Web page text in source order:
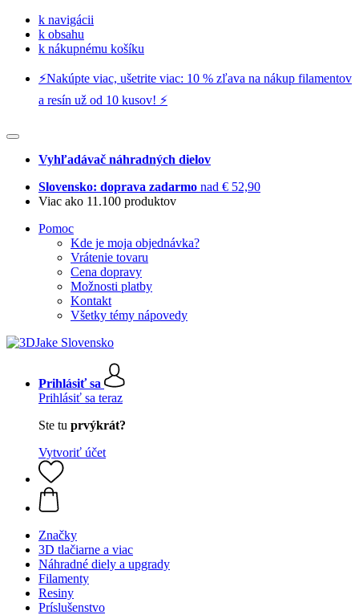
k navigácii
k obsahu
k nákupnému košíku
⚡️Nakúpte viac, ušetrite viac: 10 % zľava na nákup filamentov
a resín už od 10 kusov! ⚡️
Vyhľadávač náhradných dielov
Slovensko: doprava zadarmo nad € 52,90
Viac ako 11.100 produktov
Pomoc
Kde je moja objednávka?
Vrátenie tovaru
Cena dopravy
Možnosti platby
Kontakt
Všetky témy nápovedy
Prihlásiť sa
Prihlásiť sa teraz
Ste tu prvýkrát?
Vytvoriť účet
Značky
3D tlačiarne a viac
Náhradné diely a upgrady
Filamenty
Resiny
Príslušenstvo